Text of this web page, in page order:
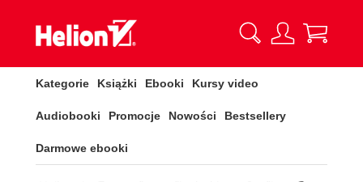
Kategorie Książki Ebooki Kursy video
Audiobooki Promocje Nowości Bestsellery
Darmowe ebooki